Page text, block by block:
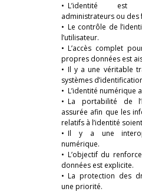
• L’identité est
administrateurs ou des
• Le contrôle de
l’utilisateur.
• L’accès complet
propres données est
• Il y a une véritable
systèmes
• L’identité numérique
• La portabilité de
assurée afin que les
relatifs à l’identité
• Il y a une
numérique.
• L’objectif du
données est explicite.
• La protection des
une priorité.